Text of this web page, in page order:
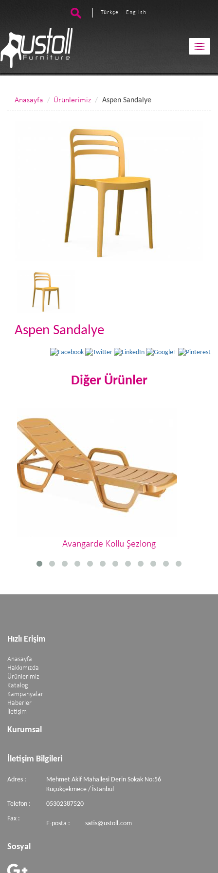
Türkçe English
Anasayfa Ürünlerimiz Aspen Sandalye
Aspen Sandalye
Diğer Ürünler
Avangarde Kollu Şezlong
Hızlı Erişim
Anasayfa
Hakkımızda
Ürünlerimiz
Katalog
Kampanyalar
Haberler
İletişim
Kurumsal
İletişim Bilgileri
Adres :
Mehmet Akif Mahallesi Derin Sokak No:56
Küçükçekmece / İstanbul
Telefon :
05302387520
Fax :
E-posta : satis@ustoll.com
Sosyal